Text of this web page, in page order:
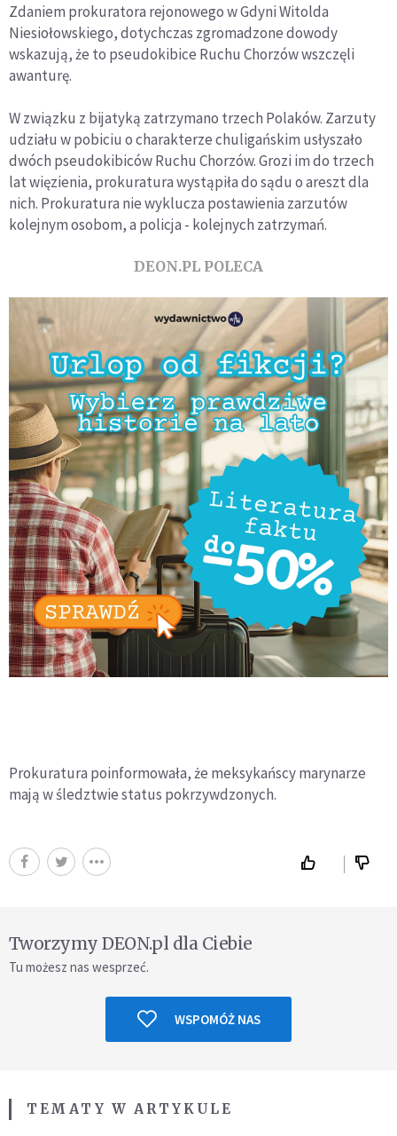
Zdaniem prokuratora rejonowego w Gdyni Witolda
Niesiołowskiego, dotychczas zgromadzone dowody
wskazują, że to pseudokibice Ruchu Chorzów wszczęli
awanturę.
W związku z bijatyką zatrzymano trzech Polaków. Zarzuty
udziału w pobiciu o charakterze chuligańskim usłyszało
dwóch pseudokibiców Ruchu Chorzów. Grozi im do trzech
lat więzienia, prokuratura wystąpiła do sądu o areszt dla
nich. Prokuratura nie wyklucza postawienia zarzutów
kolejnym osobom, a policja - kolejnych zatrzymań.
DEON.PL POLECA
Prokuratura poinformowała, że meksykańscy marynarze
mają w śledztwie status pokrzywdzonych.
Tworzymy DEON.pl dla Ciebie
Tu możesz nas wesprzeć.
WSPOMÓŻ NAS
TEMATY W ARTYKULE